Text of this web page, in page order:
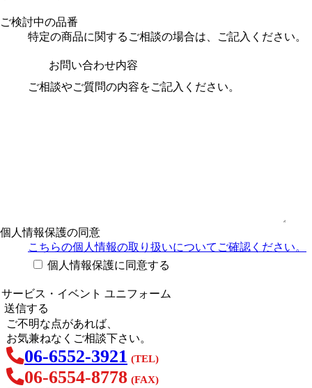
ご検討中の品番
特定の商品に関するご相談の場合は、ご記入ください。
お問い合わせ内容
ご相談やご質問の内容をご記入ください。
個人情報保護の同意
こちらの個人情報の取り扱いについてご確認ください。
個人情報保護に同意する
ご不明な点があれば、
お気兼ねなくご相談下さい。
06-6552-3921 (TEL)
06-6554-8778 (FAX)